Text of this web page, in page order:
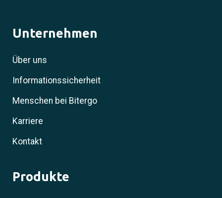
Unternehmen
Über uns
Informationssicherheit
Menschen bei Bitergo
Karriere
Kontakt
Produkte